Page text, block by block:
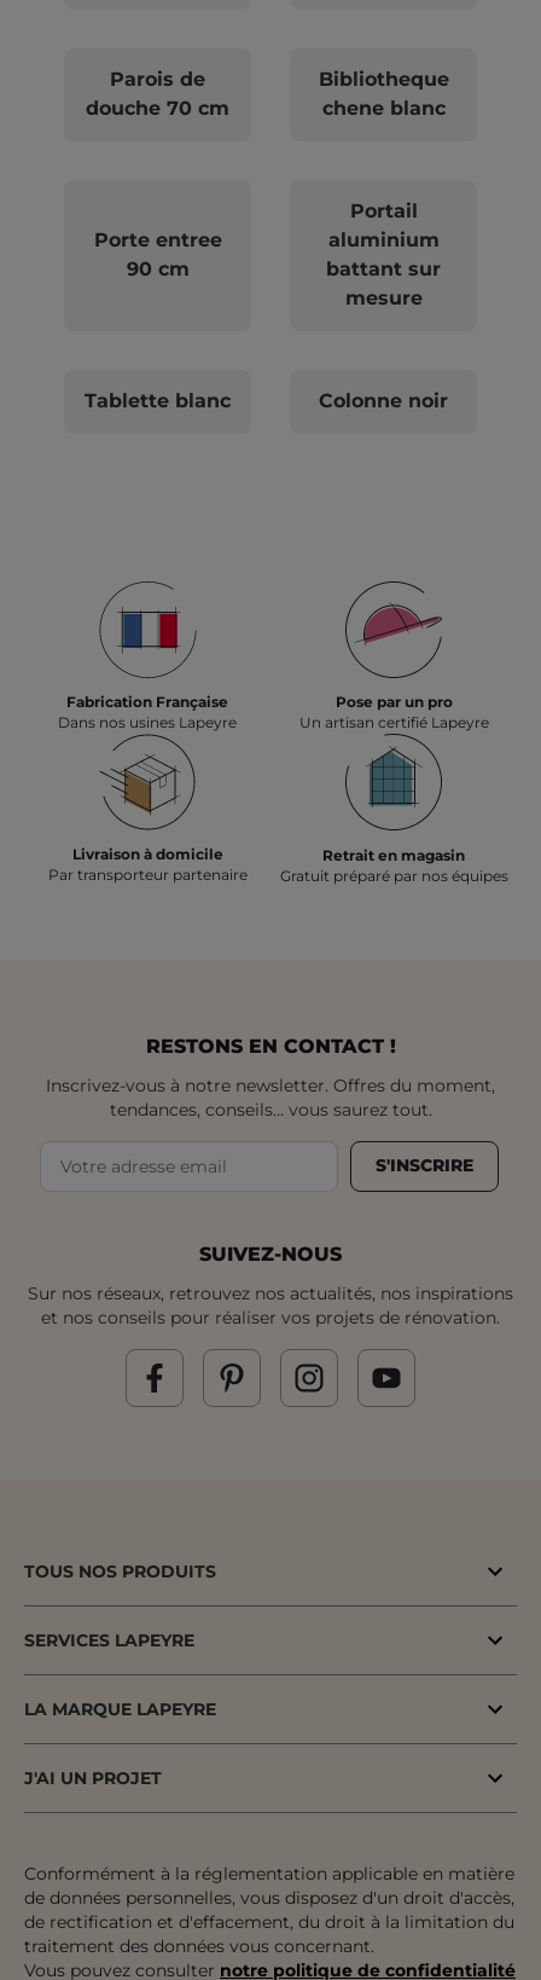
Parois de
douche 70 cm
Bibliotheque
chene blanc
Porte entree
90 cm
Portail
aluminium
battant sur
mesure
Tablette blanc Colonne noir
Fabrication Française
Dans nos usines Lapeyre
Pose par un pro
Un artisan certifié Lapeyre
Livraison à domicile
Par transporteur partenaire
Retrait en magasin
Gratuit préparé par nos équipes
RESTONS EN CONTACT !
Inscrivez-vous à notre newsletter. Offres du moment,
tendances, conseils... vous saurez tout.
S'INSCRIRE
SUIVEZ-NOUS
Sur nos réseaux, retrouvez nos actualités, nos inspirations
et nos conseils pour réaliser vos projets de rénovation.
TOUS NOS PRODUITS
Cuisine & Electroménager
Salle de bains & WC
Escalier, Rampe & Main-courante
Jardin & Extérieur
Revêtement sol & mur
Équipement & Outil
SERVICES LAPEYRE
Conseil à domicile
Conseil en magasin
Financement
Le paiement en plusieurs fois
LA MARQUE LAPEYRE
Engagements pour tous
Développement durable
Recrutement
J'AI UN PROJET
Inspiration & Tendances
Préparer mon projet
Expertises & Tutoriels
Conformément à la réglementation applicable en matière
de données personnelles, vous disposez d'un droit d'accès,
de rectification et d'effacement, du droit à la limitation du
traitement des données vous concernant.
Vous pouvez consulter notre politique de confidentialité